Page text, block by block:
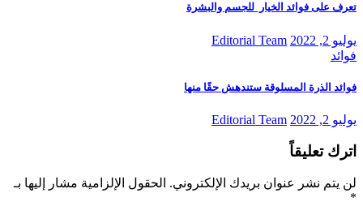
تعرف على فوائد الخيار للجسم والبشرة
يوليو 2, 2022
Editorial Team
فوائد
فوائد الذرة المسلوقة ستندهش حقًا منها
يوليو 2, 2022 Editorial Team
اترك تعليقاً
لن يتم نشر عنوان بريدك الإلكتروني. الحقول الإلزامية مشار إليها بـ
*